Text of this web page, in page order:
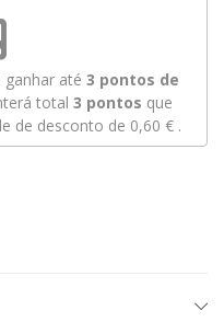
até 3 pontos de
total 3 pontos que
de desconto de 0,60 €.